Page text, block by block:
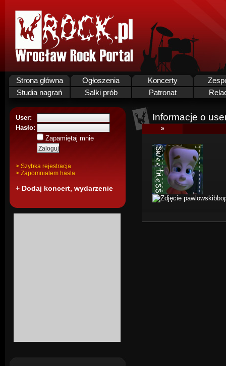
Strona główna Ogłoszenia Koncerty
Studia nagrań
Salki prób Patronat
User:
Hasło:
Zapamiętaj mnie
> Szybka rejestracja
> Zapomnialem hasla
+ Dodaj koncert, wydarzenie
Informacje o
»